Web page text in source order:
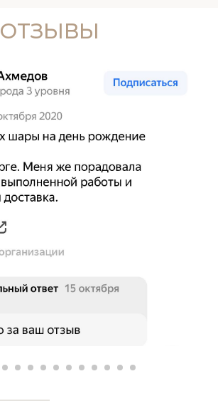
ОТЗЫВЫ